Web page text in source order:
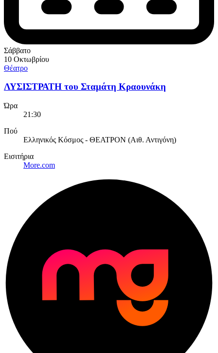
Σάββατο
10 Οκτωβρίου
Θέατρο
ΛΥΣΙΣΤΡΑΤΗ του Σταμάτη Κραουνάκη
Ώρα
21:30
Πού
Ελληνικός Κόσμος - ΘΕΑΤΡΟΝ (Αιθ. Αντιγόνη)
Εισιτήρια
More.com